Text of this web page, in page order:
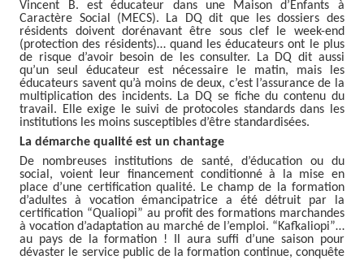
Vincent B. est éducateur dans une Maison d’Enfants à
Caractère Social (MECS). La DQ dit que les dossiers des
résidents doivent dorénavant être sous clef le week-end
(protection des résidents)… quand les éducateurs ont le plus
de risque d’avoir besoin de les consulter. La DQ dit aussi
qu’un seul éducateur est nécessaire le matin, mais les
éducateurs savent qu’à moins de deux, c’est l’assurance de la
multiplication des incidents. La DQ se fiche du contenu du
travail. Elle exige le suivi de protocoles standards dans les
institutions les moins susceptibles d’être standardisées.
La démarche qualité est un chantage
De nombreuses institutions de santé, d’éducation ou du
social, voient leur financement conditionné à la mise en
place d’une certification qualité. Le champ de la formation
d’adultes à vocation émancipatrice a été détruit par la
certification “Qualiopi” au profit des formations marchandes
à vocation d’adaptation au marché de l’emploi. “Kafkaliopi”…
au pays de la formation ! Il aura suffi d’une saison pour
dévaster le service public de la formation continue, conquête